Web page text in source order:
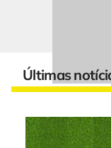
Últimas